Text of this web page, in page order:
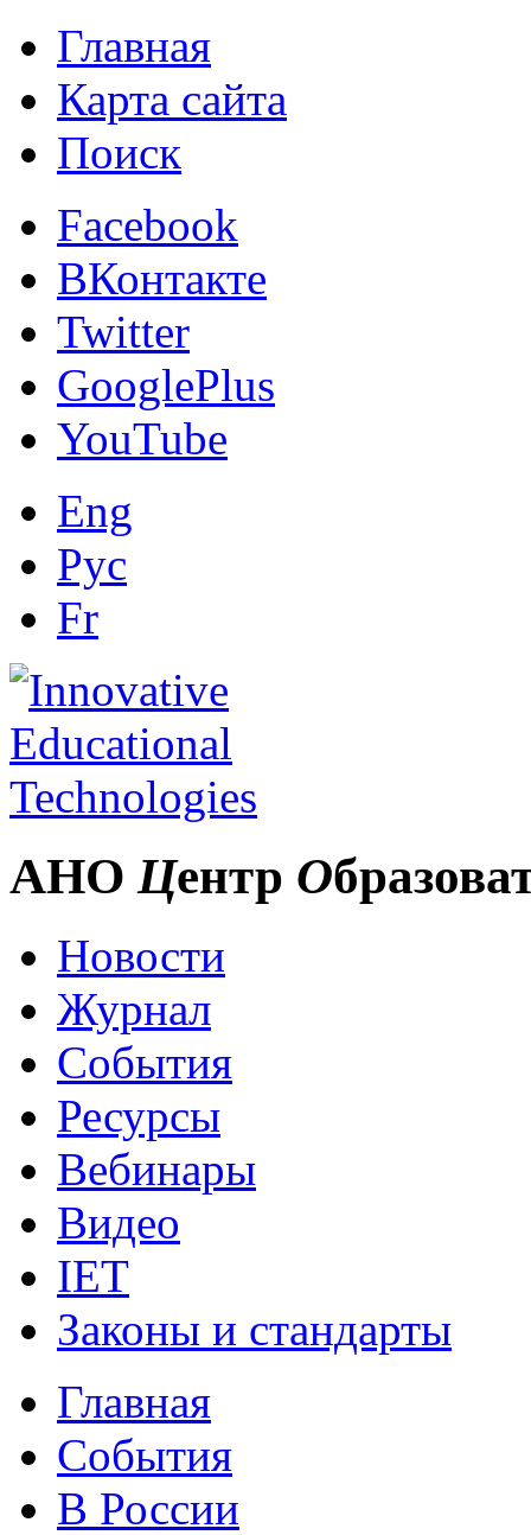
Главная
Карта сайта
Поиск
Facebook
ВКонтакте
Twitter
GooglePlus
YouTube
Eng
Рус
Fr
АНО Центр О
Новости
Журнал
События
Ресурсы
Вебинары
Видео
IET
Законы и стандарты
Главная
События
В России